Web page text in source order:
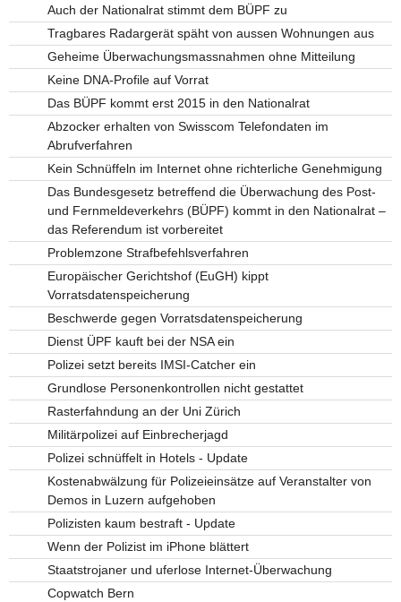
Auch der Nationalrat stimmt dem BÜPF zu
Tragbares Radargerät späht von aussen Wohnungen aus
Geheime Überwachungsmassnahmen ohne Mitteilung
Keine DNA-Profile auf Vorrat
Das BÜPF kommt erst 2015 in den Nationalrat
Abzocker erhalten von Swisscom Telefondaten im
Abrufverfahren
Kein Schnüffeln im Internet ohne richterliche Genehmigung
Das Bundesgesetz betreffend die Überwachung des Post-
und Fernmeldeverkehrs (BÜPF) kommt in den Nationalrat –
das Referendum ist vorbereitet
Problemzone Strafbefehlsverfahren
Europäischer Gerichtshof (EuGH) kippt
Vorratsdatenspeicherung
Beschwerde gegen Vorratsdatenspeicherung
Dienst ÜPF kauft bei der NSA ein
Polizei setzt bereits IMSI-Catcher ein
Grundlose Personenkontrollen nicht gestattet
Rasterfahndung an der Uni Zürich
Militärpolizei auf Einbrecherjagd
Polizei schnüffelt in Hotels - Update
Kostenabwälzung für Polizeieinsätze auf Veranstalter von
Demos in Luzern aufgehoben
Polizisten kaum bestraft - Update
Wenn der Polizist im iPhone blättert
Staatstrojaner und uferlose Internet-Überwachung
Copwatch Bern